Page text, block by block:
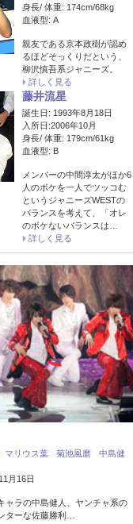
身長/ 体重: 174cm/68kg
血液型: A
親友である京本政樹が認め
るほどそっくりだという、
柳沢慎吾系ジャニーズ。
詳しく見る
藤井流星
誕生日: 1993年8月18日
入所日:2006年10月
身長/ 体重: 179cm/61kg
血液型: B
メンバーの中間淳太がほか6
人のボケを一人でツッコむ
というジャニーズWESTの
バランスを考えて、「オレ
のボケないバランスは…
詳しく見る
マリウス葉 菊池風磨
中島健
月16日
ャラの中島健人、ヤンチャ系の
ターな佐藤勝利…